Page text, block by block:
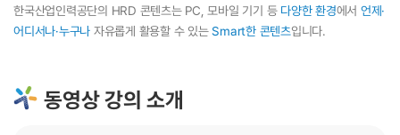
한국산업인력공단의 HRD 콘텐츠는 PC, 모바일 기기 등 다양한 환경에서 언제·
어디서나·누구나 자유롭게 활용할 수 있는Smart한 콘텐츠입니다.
동영상 강의 소개